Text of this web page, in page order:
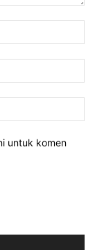
untuk komen